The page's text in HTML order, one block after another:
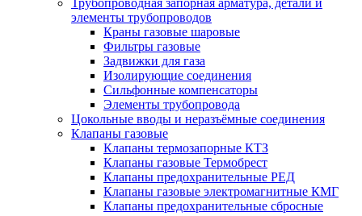
Трубопроводная запорная арматура, детали и
элементы трубопроводов
Краны газовые шаровые
Фильтры газовые
Задвижки для газа
Изолирующие соединения
Сильфонные компенсаторы
Элементы трубопровода
Цокольные вводы и неразъёмные соединения
Клапаны газовые
Клапаны термозапорные КТЗ
Клапаны газовые Термобрест
Клапаны предохранительные РЕД
Клапаны газовые электромагнитные КМГ
Клапаны предохранительные сбросные